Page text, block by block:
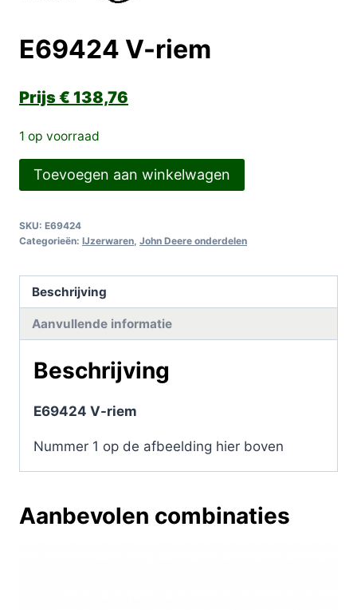
E69424 V-riem
€ 138,76
1 op voorraad
E69424
V-
aantal
Toevoegen aan winkelwagen
SKU: E69424
Categorieën: IJzerwaren John Deere onderdelen
Beschrijving
Aanvullende informatie
Beschrijving
E69424 V-riem
Nummer 1 op de afbeelding hier boven
Aanbevolen combinaties